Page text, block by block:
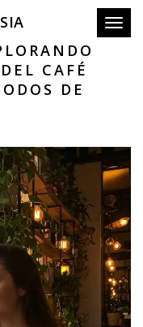
CAFÉ
DE